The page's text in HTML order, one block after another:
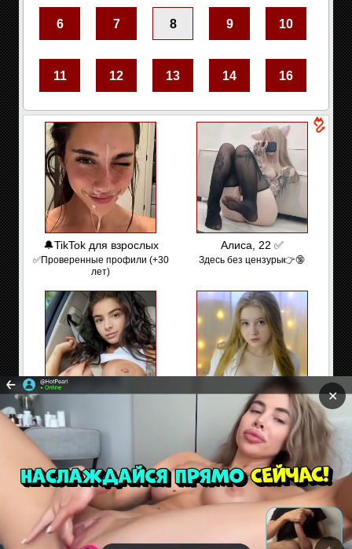
6 7 8 9 10
11 12 13 14 16
🔔TikTok для взрослых
✅Проверенные профили (+30
лет)
Алиса, 22 ✅
Здесь без цензуры👉🔞
ПОРНО - TikTok
✅͟В͟о͟й͟т͟и
Оля, 19
Привет, может встретимся?
Сайт содержит материалы предназначенные только
для взрослых. Находясь на сайте Вы подтверждаете,
что Вам 18 лет и более. Если Вам нет 18 лет покиньте
сайт!
Секс и эротические флэш игры
✕